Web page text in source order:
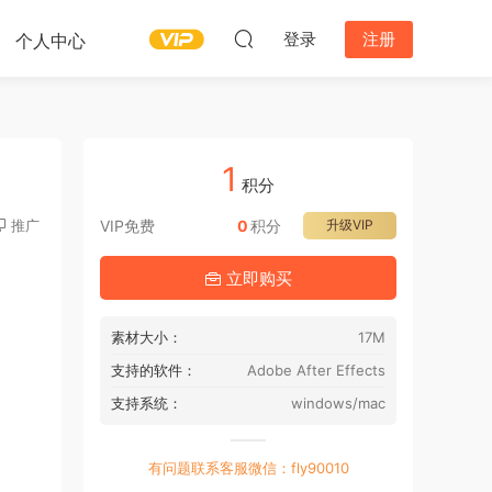
个人中心 登录 注册
推广
1 积分
VIP免费 升级VIP
0积分
立即购买
素材大小：
17M
支持的软件：
Adobe After Effects
支持系统：
windows/mac
有问题联系客服微信：fly90010